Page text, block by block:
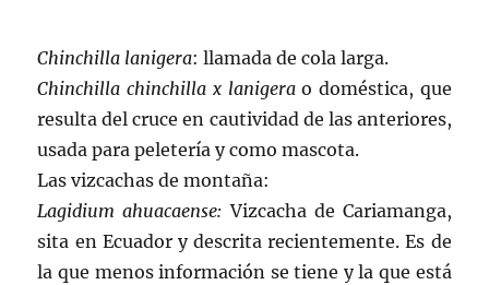
Chinchilla lanigera: llamada de cola larga.
Chinchilla chinchilla x lanigerao doméstica, que
resulta del cruce en cautividad de las anteriores,
usada para peletería y como mascota.
Las vizcachas de montaña:
Lagidium ahuacaense: Vizcacha de Cariamanga,
sita en Ecuador y descrita recientemente. Es de
la que menos información se tiene y la que está